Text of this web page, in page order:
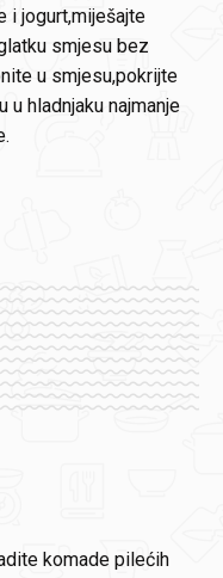
i jogurt,miješajte
smjesu bez
u smjesu,pokrijte
hladnjaku najmanje
komade pilećih